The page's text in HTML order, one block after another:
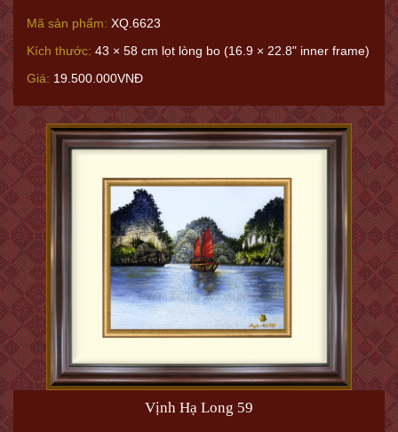
Mã sản phẩm: XQ.6623
Kích thước: 43 × 58 cm lọt lòng bo (16.9 × 22.8" inner frame)
Giá: 19.500.000VNĐ
Vịnh Hạ Long 59